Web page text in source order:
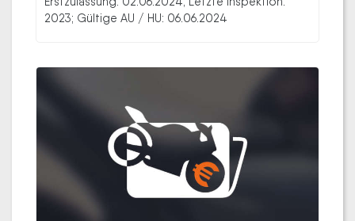
2023; Gültige AU / HU: 06.06.2024